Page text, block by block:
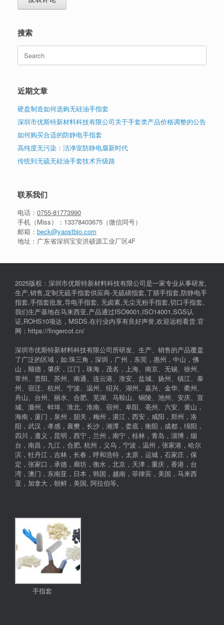
搜索
Search
for:
近期文章
硬盘制造如何选购无硅油手指套
深圳市优斯特新材料科技有限公司关于手套类产品价格调整的公告
如何购买合适的防静电手指套
高纯度无污染：洁净室防静电腐新时代
传统到无硫无硅油手套技术升级路
联系我们
电话： 0755-81773990
手机（Miss）： 13378403675 （微信同号）
邮箱： beck@yaostbio.com
地址：广东省深圳宝安洪硕源工业厂区4F
2025版权：深圳市优斯特新材料科技有限公司是一家专业从事研发,
生产,销售,定制无硫手指套供应商-无硫磺指套,丁腈手指套,防静电手
指套,手指套批发,导电手指套, 无卤素,无尘无粉手指套,切口手指套,
我们生产基地在马来西亚,产品通过ISO9001,ISO14001,SGS认
证,ROHS10项达，MSDS.在行业内享有良好声誉,欢迎远程看货.官
网：https://fingercot.cn/
深圳市优斯特新材料科技有限公司所研发、生产、销售的产品覆盖
了广泛的区域，如:珠三角，深圳，广州，东莞，惠州，中山，佛
山，顺德，肇庆，江门，珠海，茂名，上海、南京、无锡、徐州、
常州、贵阳、苏州、南通、连云港、淮安、盐城、扬州、镇江、泰
州、宿迁、杭州、宁波、温州、绍兴、湖州、嘉兴、金华、衢州、
舟山、台州、丽水、合肥、芜湖、马鞍山、铜陵、池州、安庆、宣
城、滁州、蚌埠、淮北、淮南、宿州、阜阳、亳州、六安、黄山，
海南，厦门，泉州，韶关，梅州，湛江，西安，咸阳，郑州，洛
阳，武汉，孝感，襄樊，长沙，湘潭，娄底，衡阳，成都，绵阳，
四川，遵义，昆明，西宁，兰州，南宁，桂林，青岛，淄博，烟
台，南昌，九江，合肥, 杭州，义乌，宁波，温州，张家港，哈尔
滨，牡丹江，吉林，长春，呼和浩特，太原，运城，石家庄，保
定，张家口，承德，廊坊，衡水，北京，天津，重庆，香港，台
湾，澳门，东南亚，日本，韩国，越南，菲律宾，美国，马来西
亚，加拿大，朝鲜，美国, 阿拉伯等。
手指套